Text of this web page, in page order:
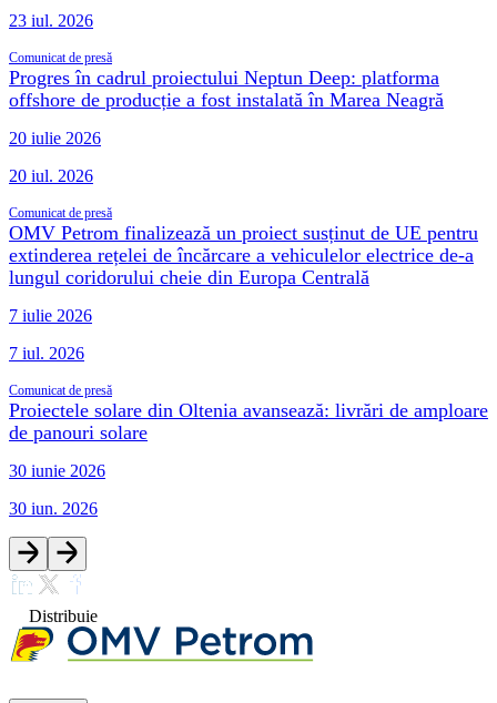
23 iul. 2026
Comunicat de presă
Progres în cadrul proiectului Neptun Deep: platforma
offshore de producție a fost instalată în Marea Neagră
20 iulie 2026
20 iul. 2026
Comunicat de presă
OMV Petrom finalizează un proiect susținut de UE pentru
extinderea rețelei de încărcare a vehiculelor electrice de-a
lungul coridorului cheie din Europa Centrală
7 iulie 2026
7 iul. 2026
Comunicat de presă
Proiectele solare din Oltenia avansează: livrări de amploare
de panouri solare
30 iunie 2026
30 iun. 2026
Distribuie